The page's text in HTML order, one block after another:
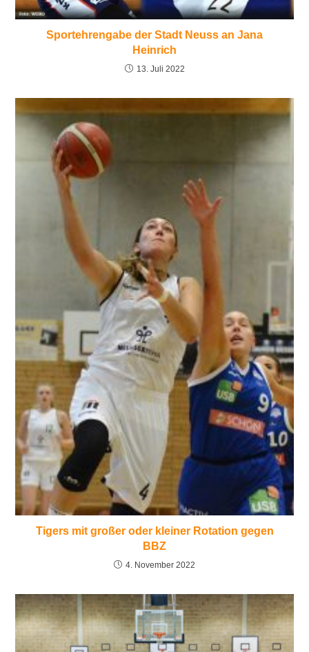
Sportehrengabe der Stadt Neuss an Jana
Heinrich
13. Juli 2022
Tigers mit großer oder kleiner Rotation gegen
BBZ
4. November 2022